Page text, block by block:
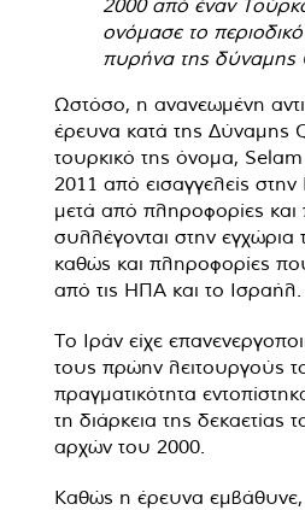
2000 από έναν
ονόμασε το
πυρήνα της δύναμης
Ωστόσο, η ανανεωμένη
έρευνα κατά της Δύναμης
τουρκικό της όνομα,
2011 από εισαγγελείς
μετά από πληροφορίες
συλλέγονται στην εγχώρια
καθώς και πληροφορίες
από τις ΗΠΑ και το Ισραήλ.
Το Ιράν είχε
τους πρώην λειτουργούς
πραγματικότητα
τη διάρκεια της δεκαετίας
αρχών του 2000.
Καθώς η έρευνα εμβάθυνε,